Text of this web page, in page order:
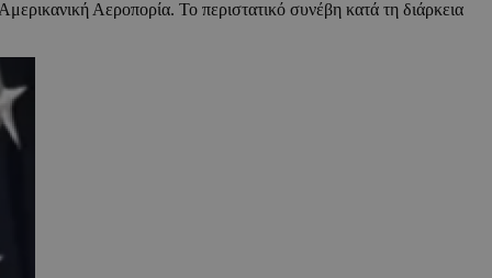
Αεροπορία. Το περιστατικό συνέβη κατά τη διάρκεια